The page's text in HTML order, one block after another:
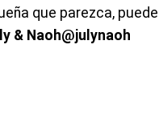
que parezca,
& Naoh@julynaoh